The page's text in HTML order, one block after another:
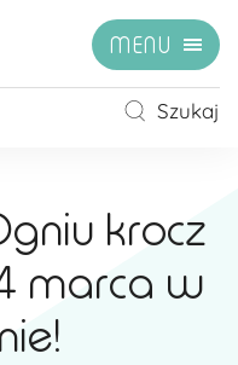
MENU
- 20:00
Szukaj
krocz
marca w